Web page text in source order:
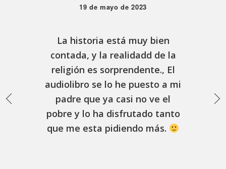
19 de mayo de 2023
La historia está muy bien
contada, y la realidadd de la
religión es sorprendente., El
audiolibro se lo he puesto a mi
padre que ya casi no ve el
pobre y lo ha disfrutado tanto
que me esta pidiendo más.